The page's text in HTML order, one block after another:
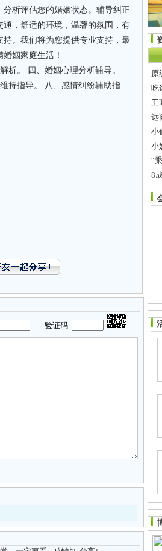
析评估您的婚姻状态。辅导纠正
，舒适的环境，温馨的氛围，有
。我们将为您提供专业支持，最
姻家庭生活！
析。 四、婚姻心理分析辅导。
持指导。 八、感情纠纷辅助指
验证码
原
吃
工
远
小
小
“
8
佛
一